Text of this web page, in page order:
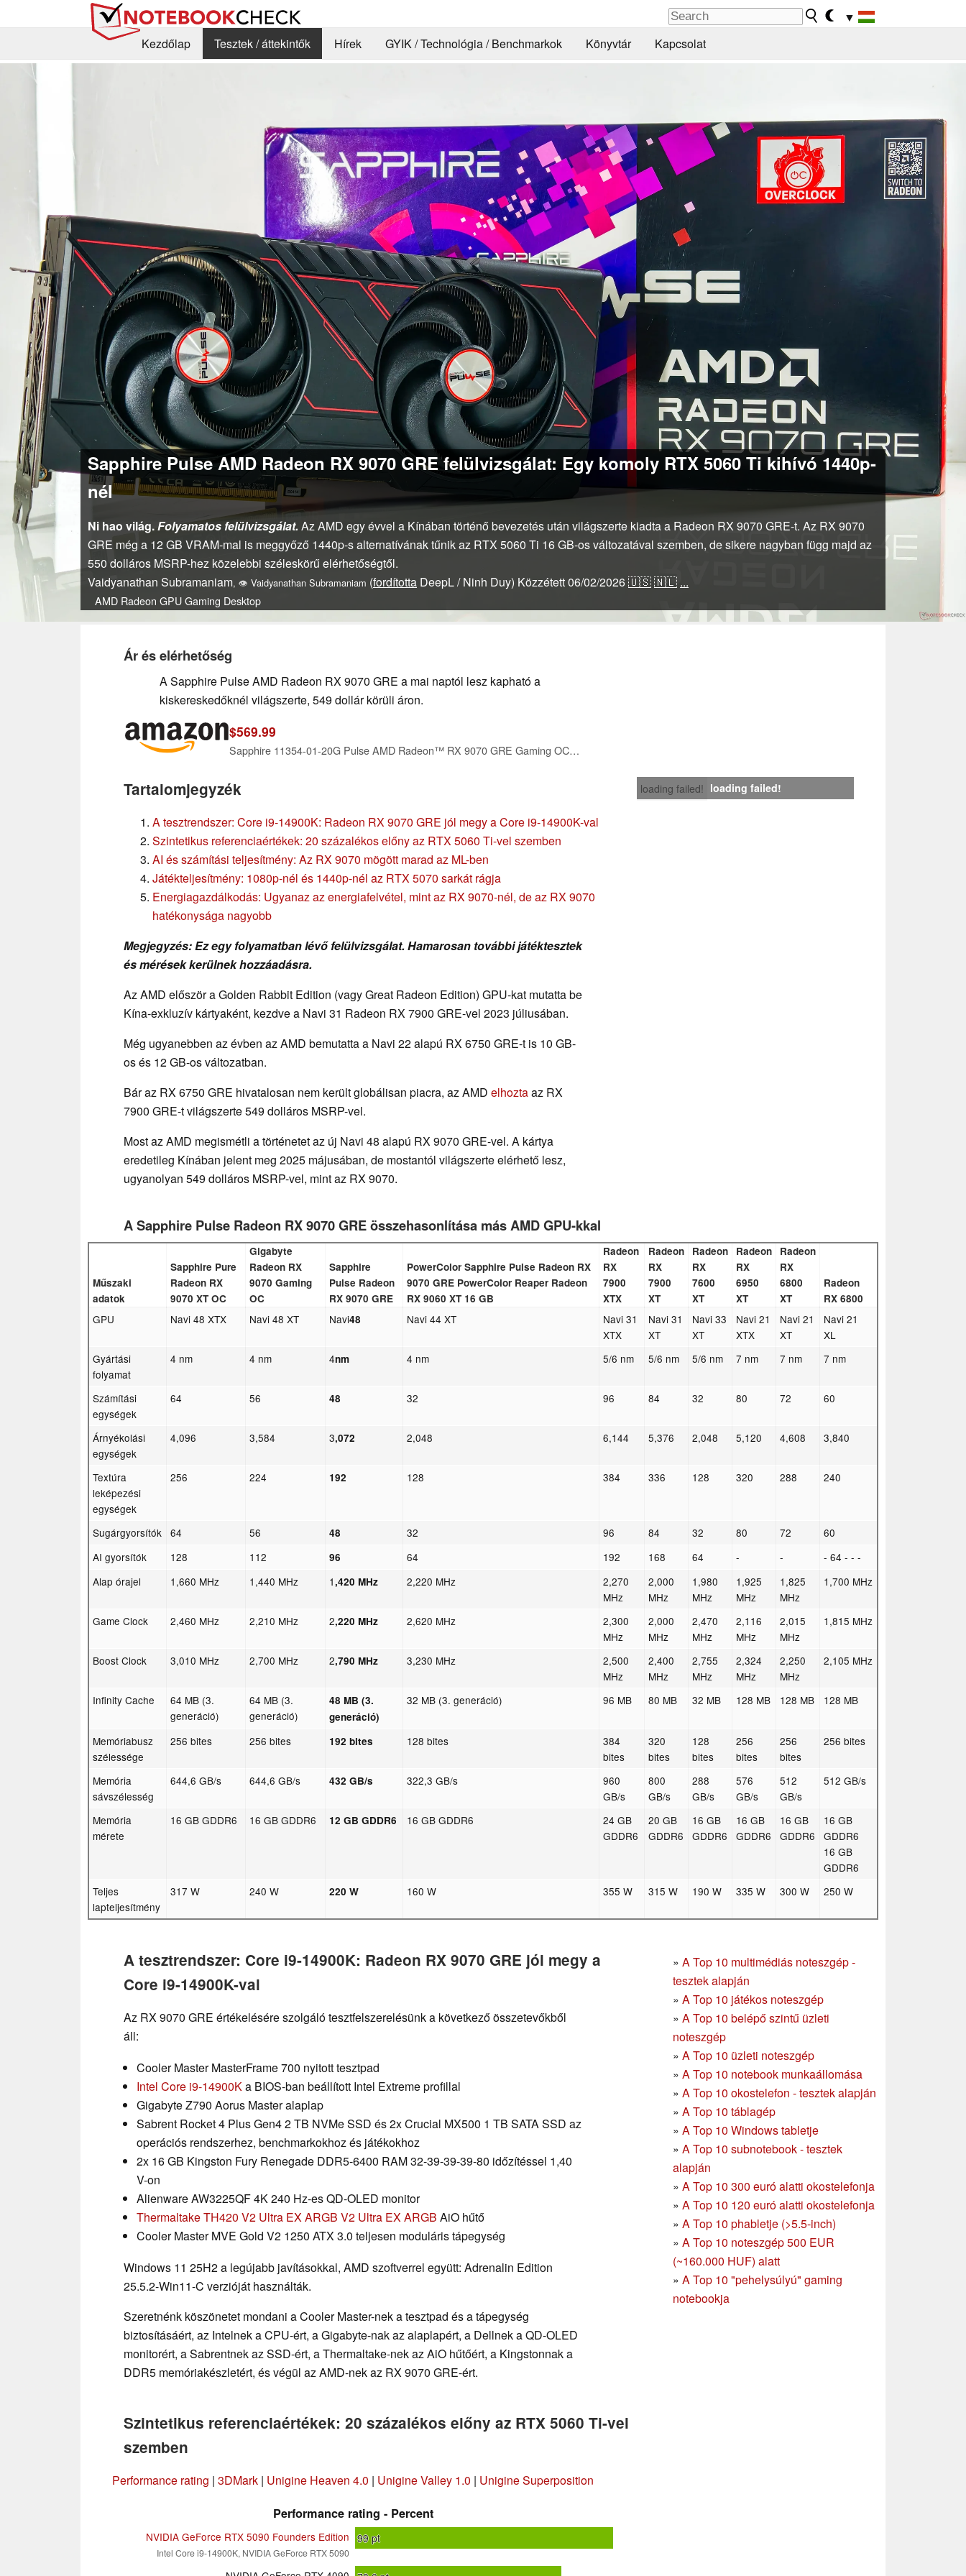
▼
Kezdőlap
Tesztek / áttekintők Hírek GYIK / Technológia / Benchmarkok Könyvtár Kapcsolat
Sapphire Pulse AMD Radeon RX 9070 GRE felülvizsgálat: Egy komoly RTX 5060 Ti kihívó 1440p-
nél
Ni hao világ.Folyamatos felülvizsgálat. Az AMD egy évvel a Kínában történő bevezetés után világszerte kiadta a Radeon RX 9070 GRE-t. Az RX 9070
GRE még a 12 GB VRAM-mal is meggyőző 1440p-s alternatívának tűnik az RTX 5060 Ti 16 GB-os változatával szemben, de sikere nagyban függ majd az
550 dolláros MSRP-hez közelebbi széleskörű elérhetőségtől.
Vaidyanathan Subramaniam, 👁 Vaidyanathan Subramaniam (fordította DeepL / Ninh Duy) Közzétett06/02/2026🇺🇸🇳🇱 ...
AMD Radeon GPUGaming Desktop
Ár és elérhetőség
A Sapphire Pulse AMD Radeon RX 9070 GRE a mai naptól lesz kapható a
kiskereskedőknél világszerte, 549 dollár körüli áron.
$569.99
Sapphire 11354-01-20G Pulse AMD Radeon™ RX 9070 GRE Gaming OC Graphics Card with 12GB GDDR6, AMD RDNA 4
loading failed! loading failed!
Tartalomjegyzék
A tesztrendszer: Core i9-14900K: Radeon RX 9070 GRE jól megy a Core i9-14900K-val
Szintetikus referenciaértékek: 20 százalékos előny az RTX 5060 Ti-vel szemben
AI és számítási teljesítmény: Az RX 9070 mögött marad az ML-ben
Játékteljesítmény: 1080p-nél és 1440p-nél az RTX 5070 sarkát rágja
Energiagazdálkodás: Ugyanaz az energiafelvétel, mint az RX 9070-nél, de az RX 9070
hatékonysága nagyobb
Megjegyzés: Ez egy folyamatban lévő felülvizsgálat. Hamarosan további játéktesztek
és mérések kerülnek hozzáadásra.
Az AMD először a Golden Rabbit Edition (vagy Great Radeon Edition) GPU-kat mutatta be
Kína-exkluzív kártyaként, kezdve a Navi 31 Radeon RX 7900 GRE-vel 2023 júliusában.
Még ugyanebben az évben az AMD bemutatta a Navi 22 alapú RX 6750 GRE-t is 10 GB-
os és 12 GB-os változatban.
Bár az RX 6750 GRE hivatalosan nem került globálisan piacra, az AMD elhoztaaz RX
7900 GRE-t világszerte 549 dolláros MSRP-vel.
Most az AMD megismétli a történetet az új Navi 48 alapú RX 9070 GRE-vel. A kártya
eredetileg Kínában jelent meg 2025 májusában, de mostantól világszerte elérhető lesz,
ugyanolyan 549 dolláros MSRP-vel, mint az RX 9070.
A Sapphire Pulse Radeon RX 9070 GRE összehasonlítása más AMD GPU-kkal
Műszaki
adatok
Sapphire Pure
Radeon RX
9070 XT OC
Gigabyte
Radeon RX
9070 Gaming
OC
Sapphire
Pulse Radeon
RX 9070 GRE
PowerColor Sapphire Pulse Radeon RX
9070 GRE PowerColor Reaper Radeon
RX 9060 XT 16 GB
Radeon
RX
7900
XTX
Radeon
RX
7900
XT
Radeon
RX
7600
XT
Radeon
RX
6950
XT
Radeon
RX
6800
XT
Radeon
RX 6800
GPU Navi 48 XTX Navi 48 XT Navi48 Navi 44 XT
Navi 31
XTX
Navi 31
XT
Navi 33
XT
Navi 21
XTX
Navi 21
XT
Navi 21
XL
Gyártási
folyamat
4 nm 4 nm 4nm 4 nm 5/6 nm 5/6 nm 5/6 nm 7 nm 7 nm 7 nm
Számítási
egységek
64 56 48 32 96 84 32 80 72 60
Árnyékolási
egységek
4,096 3,584 3,072 2,048 6,144 5,376 2,048 5,120 4,608 3,840
Textúra
leképezési
egységek
256 224 192 128 384 336 128 320 288 240
Sugárgyorsítók 64 56 48 32 96 84 32 80 72
60
AI gyorsítók
128 112 96 64 192 168 64 - -
- 64 - - -
Alap órajel
1,660 MHz 1,440 MHz 1,420 MHz 2,220 MHz
2,270
MHz
2,000
MHz
1,980
MHz
1,925
MHz
1,825
MHz
1,700 MHz
Game Clock 2,460 MHz 2,210 MHz 2,220 MHz 2,620 MHz
2,300
MHz
2,000
MHz
2,470
MHz
2,116
MHz
2,015
MHz
1,815 MHz
Boost Clock 3,010 MHz 2,700 MHz 2,790 MHz 3,230 MHz
2,500
MHz
2,400
MHz
2,755
MHz
2,324
MHz
2,250
MHz
2,105 MHz
Infinity Cache
64 MB (3.
generáció)
64 MB (3.
generáció)
48 MB (3.
generáció)
32 MB (3. generáció) 96 MB 80 MB 32 MB 128 MB 128 MB 128 MB
Memóriabusz
szélessége
256 bites 256 bites 192 bites 128 bites
384
bites
320
bites
128
bites
256
bites
256
bites
256 bites
Memória
sávszélesség
644,6 GB/s 644,6 GB/s 432 GB/s 322,3 GB/s
960
GB/s
800
GB/s
288
GB/s
576
GB/s
512
GB/s
512 GB/s
Memória
mérete
16 GB GDDR6 16 GB GDDR6 12 GB GDDR6 16 GB GDDR6
24 GB
GDDR6
20 GB
GDDR6
16 GB
GDDR6
16 GB
GDDR6
16 GB
GDDR6
16 GB
GDDR6
16 GB
GDDR6
Teljes
lapteljesítmény
317 W 240 W 220 W 160 W 355 W 315 W 190 W 335 W 300 W 250 W
» A Top 10 multimédiás noteszgép -
tesztek alapján
» A Top 10 játékos noteszgép
» A Top 10 belépő szintű üzleti
noteszgép
» A Top 10 üzleti noteszgép
» A Top 10 notebook munkaállomása
» A Top 10 okostelefon - tesztek alapján
» A Top 10 táblagép
» A Top 10 Windows tabletje
» A Top 10 subnotebook - tesztek
alapján
» A Top 10 300 euró alatti okostelefonja
» A Top 10 120 euró alatti okostelefonja
» A Top 10 phabletje (>5.5-inch)
» A Top 10 noteszgép 500 EUR
(~160.000 HUF) alatt
» A Top 10 "pehelysúlyú" gaming
notebookja
A tesztrendszer: Core i9-14900K: Radeon RX 9070 GRE jól megy a
Core i9-14900K-val
Az RX 9070 GRE értékelésére szolgáló tesztfelszerelésünk a következő összetevőkből
áll:
Cooler Master MasterFrame 700 nyitott tesztpad
Intel Core i9-14900Ka BIOS-ban beállított Intel Extreme profillal
Gigabyte Z790 Aorus Master alaplap
Sabrent Rocket 4 Plus Gen4 2 TB NVMe SSD és 2x Crucial MX500 1 TB SATA SSD az
operációs rendszerhez, benchmarkokhoz és játékokhoz
2x 16 GB Kingston Fury Renegade DDR5-6400 RAM 32-39-39-39-80 időzítéssel 1,40
V-on
Alienware AW3225QF 4K 240 Hz-es QD-OLED monitor
Thermaltake TH420 V2 Ultra EX ARGB V2 Ultra EX ARGB AiO hűtő
Cooler Master MVE Gold V2 1250 ATX 3.0 teljesen moduláris tápegység
Windows 11 25H2 a legújabb javításokkal, AMD szoftverrel együtt: Adrenalin Edition
25.5.2-Win11-C verzióját használták.
Szeretnénk köszönetet mondani a Cooler Master-nek a tesztpad és a tápegység
biztosításáért, az Intelnek a CPU-ért, a Gigabyte-nak az alaplapért, a Dellnek a QD-OLED
monitorért, a Sabrentnek az SSD-ért, a Thermaltake-nek az AiO hűtőért, a Kingstonnak a
DDR5 memóriakészletért, és végül az AMD-nek az RX 9070 GRE-ért.
Szintetikus referenciaértékek: 20 százalékos előny az RTX 5060 Ti-vel
szemben
Performance rating | 3DMark | Unigine Heaven 4.0 | Unigine Valley 1.0 | Unigine Superposition
Performance rating - Percent
NVIDIA GeForce RTX 5090 Founders Edition
Intel Core i9-14900K, NVIDIA GeForce RTX 5090
99pt